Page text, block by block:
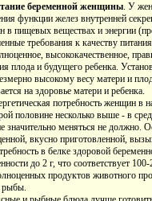
беременной женщины. У
функции желез внутренней
в пищевых веществах и энергии
требования к качеству
высококачественное,
плода и будущего ребенка.
высокому весу матери и
на здоровье матери и ребенка.
потребность женщин в
половине несколько выше - в
значительно меняться не должно.
вкусно приготовленной,
в белке здоровой
до 2 г, что соответствует
продуктов животного
рыбы.